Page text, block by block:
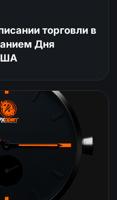
торговли в
Дня